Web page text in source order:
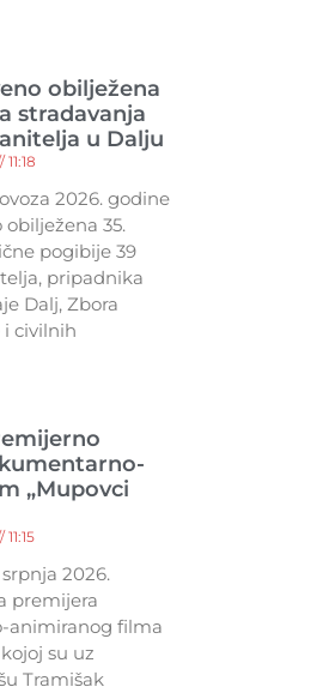
obilježena
stradavanja
u Dalju
11:18
2026. godine
35.
pogibije 39
pripadnika
Dalj, Zbora
civilnih
„Mupovci
11:15
srpnja 2026.
premijera
animiranog filma
su uz
Tramišak